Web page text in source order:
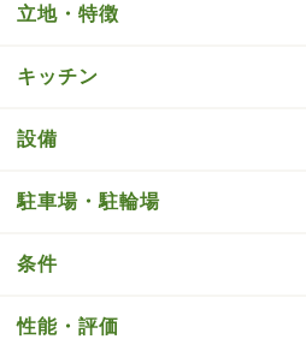
立地・特徴
キッチン
設備
駐車場・駐輪場
条件
性能・評価